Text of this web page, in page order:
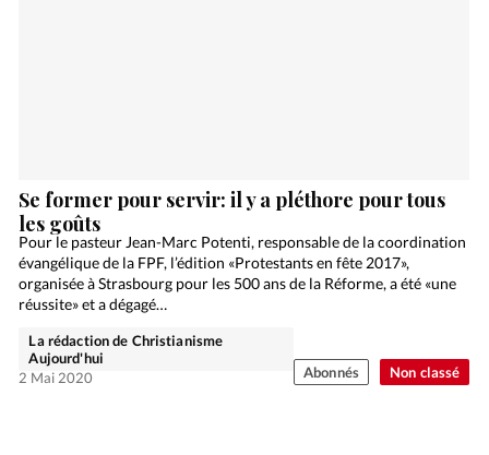
Non classé
Se former pour servir: il y a pléthore pour tous
les goûts
Pour le pasteur Jean-Marc Potenti, responsable de la coordination
évangélique de la FPF, l’édition «Protestants en fête 2017»,
organisée à Strasbourg pour les 500 ans de la Réforme, a été «une
réussite» et a dégagé…
La rédaction de Christianisme
Aujourd'hui
2 Mai 2020
Abonnés